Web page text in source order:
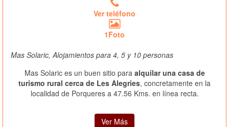
Ver teléfono
1Foto
Mas Solaric, Alojamientos para 4, 5 y 10 personas
Mas Solaric es un buen sitio para alquilar una casa de
turismo rural cerca de Les Alegries, concretamente en la
localidad de Porqueres a 47.56 Kms. en línea recta.
Ver Más